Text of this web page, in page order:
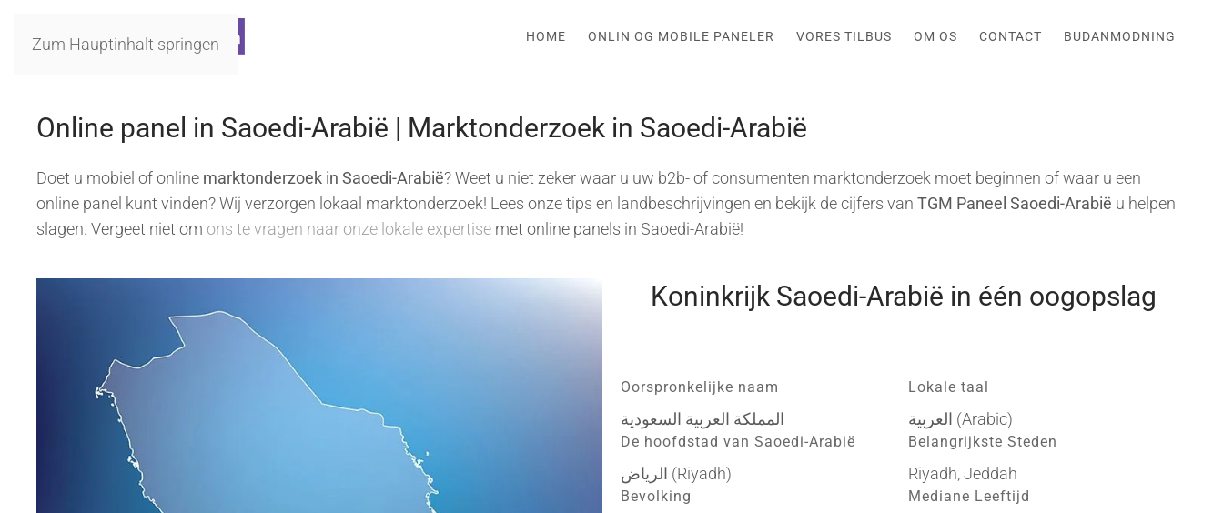
Zum Hauptinhalt springen HOME ONLIN OG MOBILE PANELER VORES TILBUS OM OS CONTACT BUDANMODNING
Online panel in Saoedi-Arabië | Marktonderzoek in Saoedi-Arabië
Doet u mobiel of online marktonderzoek in Saoedi-Arabië? Weet u niet zeker waar u uw b2b- of consumenten marktonderzoek moet beginnen of waar u een
online panel kunt vinden? Wij verzorgen lokaal marktonderzoek! Lees onze tips en landbeschrijvingen en bekijk de cijfers van TGM Paneel Saoedi-Arabië u helpen
slagen. Vergeet niet om ons te vragen naar onze lokale expertise met online panels in Saoedi-Arabië!
Koninkrijk Saoedi-Arabië in één oogopslag
Oorspronkelijke naam
المملكة العربية السعودية
Lokale taal
العربية (Arabic)
De hoofdstad van Saoedi-Arabië
الرياض (Riyadh)
Belangrijkste Steden
Riyadh, Jeddah
Bevolking Mediane Leeftijd